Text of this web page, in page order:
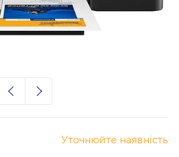
Уточнюйте наявність